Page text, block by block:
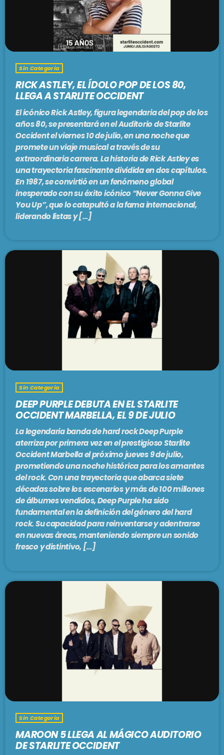
Sin Categoria
RICK ASTLEY, EL ÍDOLO POP DE LOS 80,
LLEGA A STARLITE OCCIDENT
El icónico Rick Astley, figura legendaria del pop de los
años 80, se presentará en el Auditorio de Starlite
Occident el viernes 10 de julio, en una noche que
promete un viaje musical a través de su
extraordinaria carrera. La historia de Rick Astley es
una trayectoria fascinante dividida en dos capítulos.
En 1987, se convirtió en un fenómeno global
inesperado con su éxito icónico “Never Gonna Give
You Up”, que lo catapultó a la fama internacional,
liderando listas y […]
Sin Categoria
DEEP PURPLE DEBUTA EN EL STARLITE
OCCIDENT MARBELLA, EL 9 DE JULIO
La legendaria banda de hard rock Deep Purple
aterriza por primera vez en el prestigioso Starlite
Occident Marbella el próximo jueves 9 de julio,
prometiendo una noche histórica para los amantes
del rock. Con una trayectoria que abarca siete
décadas sobre los escenarios y más de 100 millones
de álbumes vendidos, Deep Purple ha sido
fundamental en la definición del género del hard
rock. Su capacidad para reinventarse y adentrarse
en nuevas áreas, manteniendo siempre un sonido
fresco y distintivo, […]
Sin Categoria
MAROON 5 LLEGA AL MÁGICO AUDITORIO
DE STARLITE OCCIDENT